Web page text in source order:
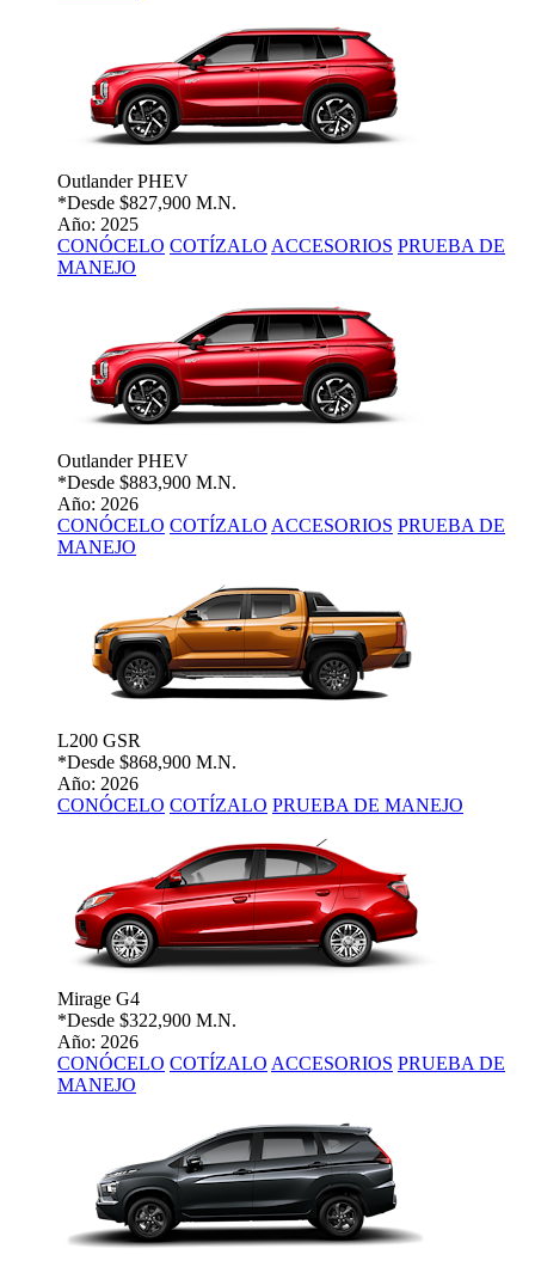
Outlander PHEV
*Desde $827,900 M.N.
Año: 2025
CONÓCELO COTÍZALO ACCESORIOS PRUEBA DE
MANEJO
Outlander PHEV
*Desde $883,900 M.N.
Año: 2026
CONÓCELO COTÍZALO ACCESORIOS PRUEBA DE
MANEJO
L200 GSR
*Desde $868,900 M.N.
Año: 2026
CONÓCELO COTÍZALO PRUEBA DE MANEJO
Mirage G4
*Desde $322,900 M.N.
Año: 2026
CONÓCELO COTÍZALO ACCESORIOS PRUEBA DE
MANEJO